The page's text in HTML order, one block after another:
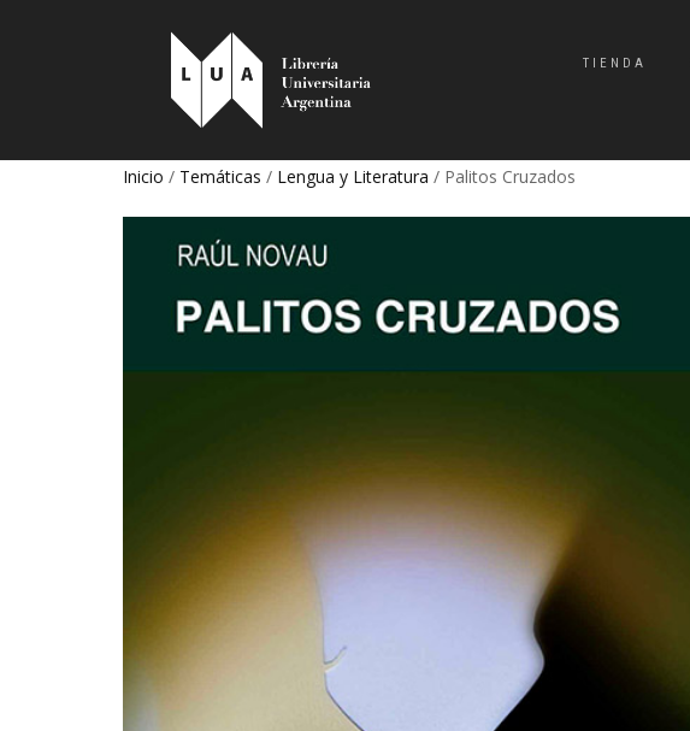
TIENDA
Inicio / Temáticas / Lengua y Literatura / Palitos Cruzados